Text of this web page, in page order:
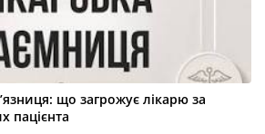
що загрожує лікарю за
пацієнта